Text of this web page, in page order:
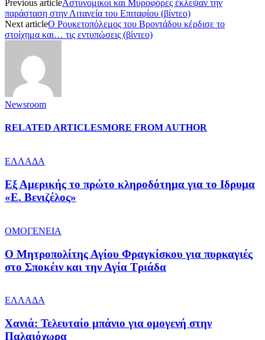
Previous articleΑστυνομικοί και Μυροφόρες έκλεψαν την
παράσταση στην Λιτανεία του Επιταφίου (βίντεο)
Next articleΟ Ρουκετοπόλεμος του Βροντάδου κέρδισε το
στοίχημα και… τις εντυπώσεις (βίντεο)
Newsroom
RELATED ARTICLESMORE FROM AUTHOR
ΕΛΛΑΔΑ
Εξ Αμερικής το πρώτο κληροδότημα για το Ιδρυμα
«Ε. Βενιζέλος»
ΟΜΟΓΕΝΕΙΑ
Ο Μητροπολίτης Αγίου Φραγκίσκου για πυρκαγιές
στο Σποκέιν και την Αγία Τριάδα
ΕΛΛΑΔΑ
Χανιά: Τελευταίο μπάνιο για ομογενή στην
Παλαιόχωρα